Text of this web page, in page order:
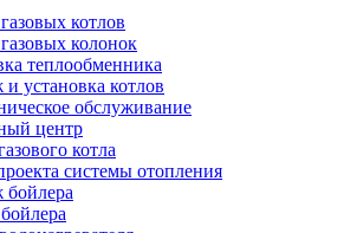
котлов
колонок
теплообменника
установка котлов
обслуживание
центр
котла
системы отопления